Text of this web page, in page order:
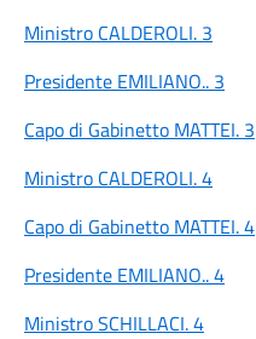
Ministro CALDEROLI. 3
Presidente EMILIANO.. 3
Capo di Gabinetto MATTEI. 3
Ministro CALDEROLI. 4
Capo di Gabinetto MATTEI. 4
Presidente EMILIANO.. 4
Ministro SCHILLACI. 4